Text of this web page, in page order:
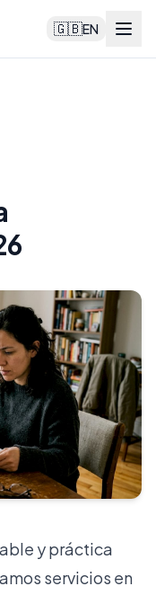
🇬🇧EN
y práctica
servicios en